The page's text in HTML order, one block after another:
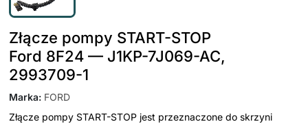
Złącze pompy START-STOP
Ford 8F24 — J1KP-7J069-AC,
2993709-1
Marka: FORD
Złącze pompy START-STOP jest przeznaczone do skrzyni